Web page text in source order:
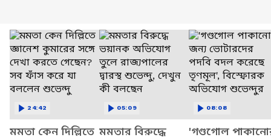
মমতা কেন দিল্লিতে
24:42
মমতার বিরুদ্ধে
05:09
'গণ্ডগোল
08:08